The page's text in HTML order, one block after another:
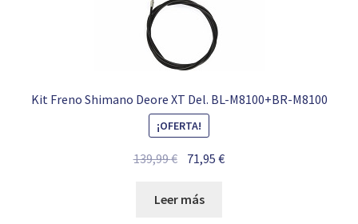
Kit Freno Shimano Deore XT Del. BL-M8100+BR-M8100
¡OFERTA!
139,99€ El
original
71,95€El
Leer más